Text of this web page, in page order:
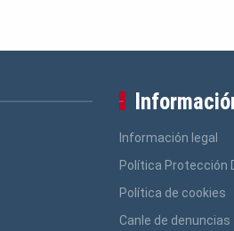
Información legal
Política Protección
Política de cookies
Canle de denuncias